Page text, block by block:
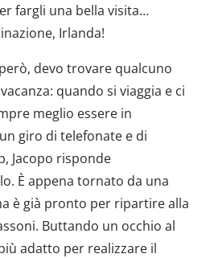
fargli una bella visita…
Irlanda!
devo trovare qualcuno
quando si viaggia e ci
meglio essere in
giro di telefonate e di
Jacopo risponde
È appena tornato da una
è già pronto per ripartire alla
Buttando un occhio al
adatto per realizzare il